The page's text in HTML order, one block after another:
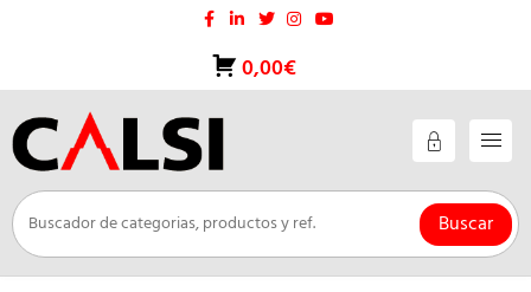
0,00€
Buscar